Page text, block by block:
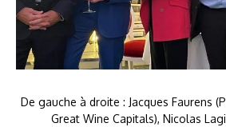
De gauche à droite : Jacques Faurens
Great Wine Capitals), Nicolas